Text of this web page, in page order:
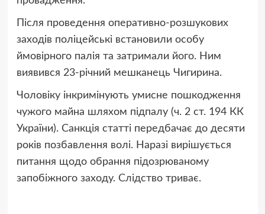
Після проведення оперативно-розшукових
заходів поліцейські встановили особу
ймовірного палія та затримали його. Ним
виявився 23-річний мешканець Чигирина.
Чоловіку інкримінують умисне пошкодження
чужого майна шляхом підпалу (ч. 2 ст. 194 КК
України). Санкція статті передбачає до десяти
років позбавлення волі. Наразі вирішується
питання щодо обрання підозрюваному
запобіжного заходу. Слідство триває.